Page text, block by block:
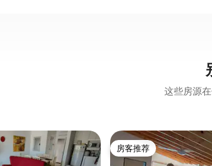
这些房源
房客推荐
房客推荐